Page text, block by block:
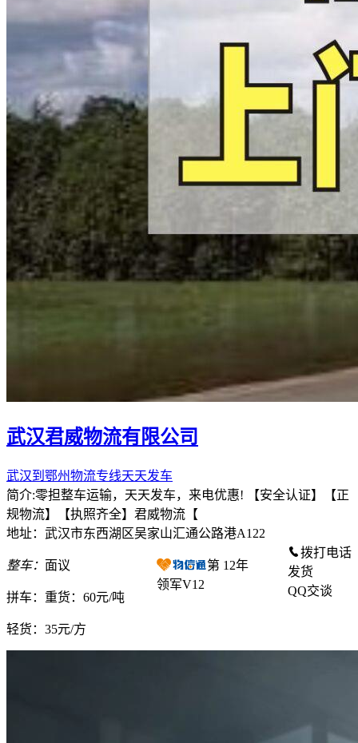
武汉君威物流有限公司
武汉到鄂州物流专线天天发车
简介:零担整车运输，天天发车，来电优惠! 【安全认证】【正
规物流】【执照齐全】君威物流【
地址：武汉市东西湖区吴家山汇通公路港A122
整车： 面议
拼车： 重货：60元/吨
轻货： 35元/方
第 12年
领军V12
拨打电话
发货
QQ交谈